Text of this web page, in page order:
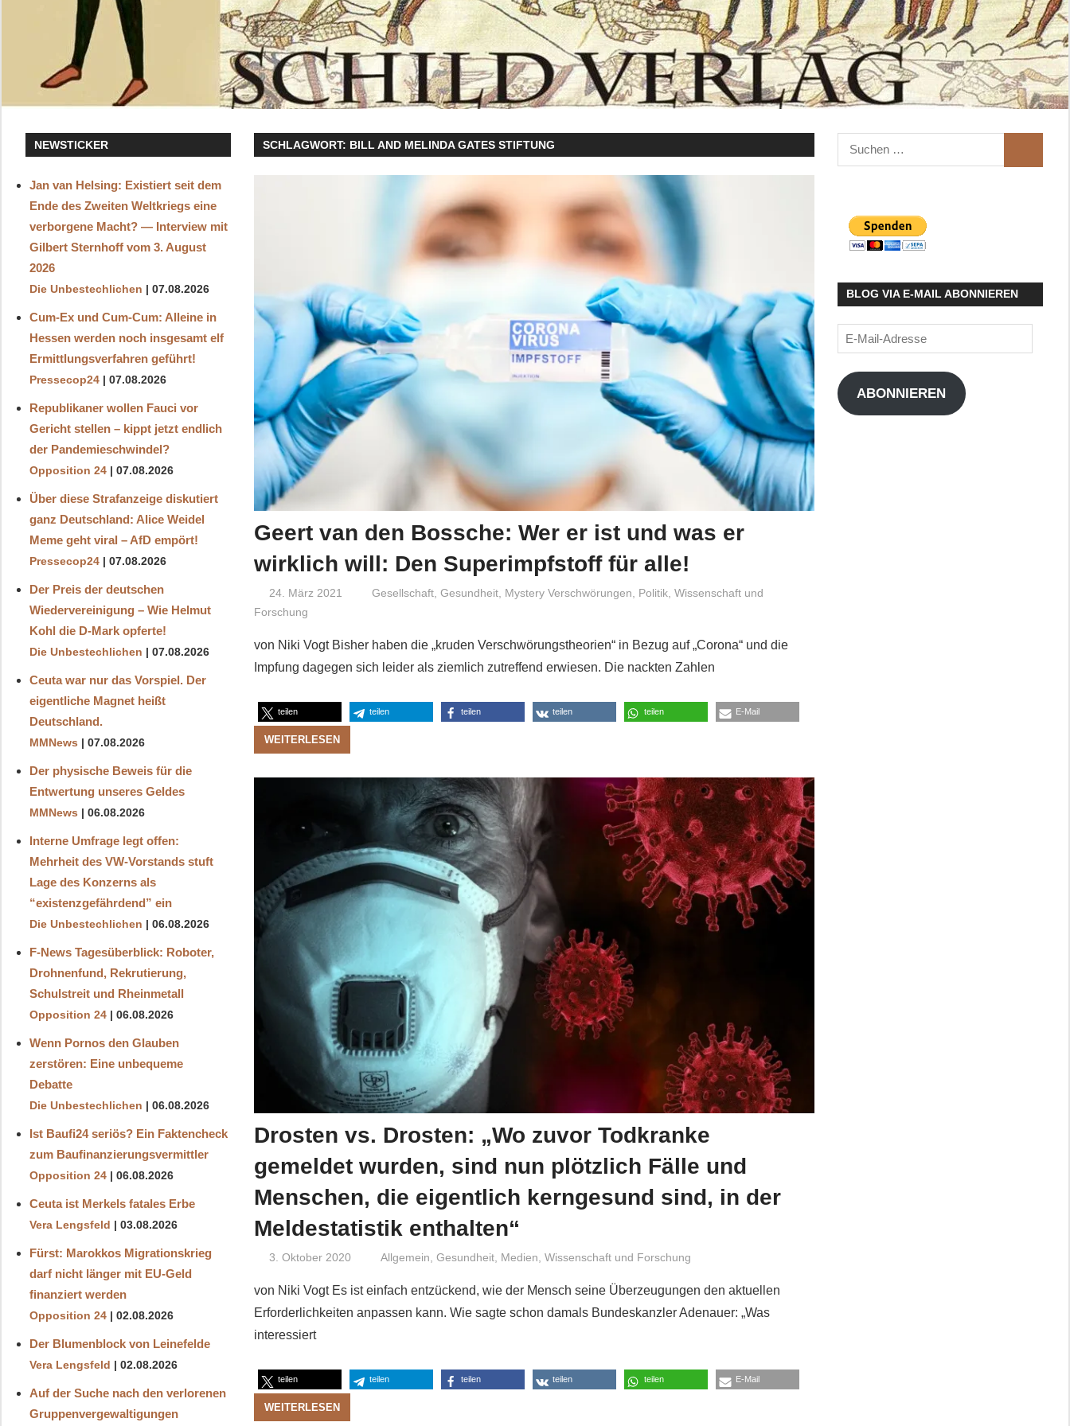
SCHLAGWORT: BILL AND MELINDA GATES STIFTUNG
Geert van den Bossche: Wer er ist und was er
wirklich will: Den Superimpfstoff für alle!
24. März 2021 Niki Vogt
Gesellschaft, Gesundheit, Mystery Verschwörungen Politik, Wissenschaft und
Forschung
von Niki Vogt Bisher haben die „kruden Verschwörungstheorien“ in Bezug auf „Corona“ und die
Impfung dagegen sich leider als ziemlich zutreffend erwiesen. Die nackten Zahlen
teilen teilen teilen teilen teilen E-Mail
WEITERLESEN
Drosten vs. Drosten: „Wo zuvor Todkranke
gemeldet wurden, sind nun plötzlich Fälle und
Menschen, die eigentlich kerngesund sind, in der
Meldestatistik enthalten“
3. Oktober 2020 Niki Vogt
Allgemein, Gesundheit, Medien, Wissenschaft und Forschung
von Niki Vogt Es ist einfach entzückend, wie der Mensch seine Überzeugungen den aktuellen
Erforderlichkeiten anpassen kann. Wie sagte schon damals Bundeskanzler Adenauer: „Was
interessiert
teilen teilen teilen teilen teilen E-Mail
WEITERLESEN
NEWSTICKER
Jan van Helsing: Existiert seit dem
Ende des Zweiten Weltkriegs eine
verborgene Macht? — Interview mit
Gilbert Sternhoff vom 3. August
2026
Die Unbestechlichen 07.08.2026
Cum-Ex und Cum-Cum: Alleine in
Hessen werden noch insgesamt elf
Ermittlungsverfahren geführt!
Pressecop24 07.08.2026
Republikaner wollen Fauci vor
Gericht stellen – kippt jetzt endlich
der Pandemieschwindel?
Opposition 24 07.08.2026
Über diese Strafanzeige diskutiert
ganz Deutschland: Alice Weidel
Meme geht viral – AfD empört!
Pressecop24 07.08.2026
Der Preis der deutschen
Wiedervereinigung – Wie Helmut
Kohl die D‑Mark opferte!
Die Unbestechlichen 07.08.2026
Ceuta war nur das Vorspiel. Der
eigentliche Magnet heißt
Deutschland.
MMNews 07.08.2026
Der physische Beweis für die
Entwertung unseres Geldes
MMNews 06.08.2026
Interne Umfrage legt offen:
Mehrheit des VW-Vorstands stuft
Lage des Konzerns als
“existenzgefährdend” ein
Die Unbestechlichen 06.08.2026
F-News Tagesüberblick: Roboter,
Drohnenfund, Rekrutierung,
Schulstreit und Rheinmetall
Opposition 24 06.08.2026
Wenn Pornos den Glauben
zerstören: Eine unbequeme
Debatte
Die Unbestechlichen 06.08.2026
Ist Baufi24 seriös? Ein Faktencheck
zum Baufinanzierungsvermittler
Opposition 24 06.08.2026
Ceuta ist Merkels fatales Erbe
Vera Lengsfeld 03.08.2026
Fürst: Marokkos Migrationskrieg
darf nicht länger mit EU-Geld
finanziert werden
Opposition 24 02.08.2026
Der Blumenblock von Leinefelde
Vera Lengsfeld 02.08.2026
Auf der Suche nach den verlorenen
Gruppenvergewaltigungen
Suchen
nach:
BLOG VIA E-MAIL ABONNIEREN
E-
Mail-
Adresse
ABONNIEREN